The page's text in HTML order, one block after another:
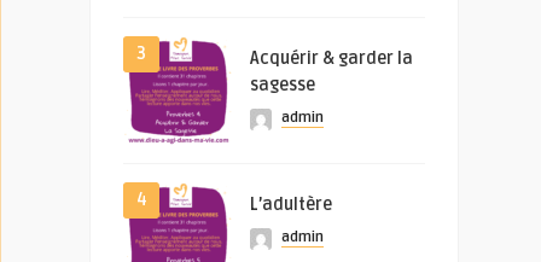
3
Acquérir & garder la
sagesse
admin
4 L’adultère
admin